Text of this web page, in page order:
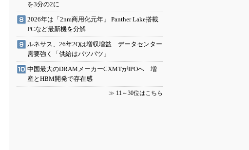
を3分の2に
2026年は「2nm商用化元年」 Panther Lake搭載
PCなど最新機を分解
ルネサス、26年2Qは増収増益 データセンター
需要強く「供給はパツパツ」
中国最大のDRAMメーカーCXMTがIPOへ 増
産とHBM開発で存在感
≫ 11～30位はこちら